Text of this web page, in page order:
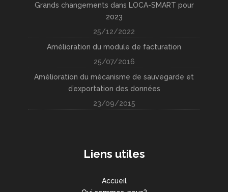
Grands changements dans LOCA-SMART pour
2023
25/12/2022
Amélioration du module de facturation
25/07/2016
Amélioration du mécanisme de sauvegarde et
d’exportation des données
23/09/2015
Liens utiles
Accueil